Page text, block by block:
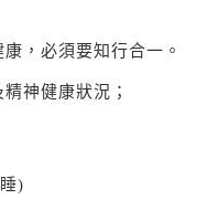
，必須要知行合一。
神健康狀況；
)